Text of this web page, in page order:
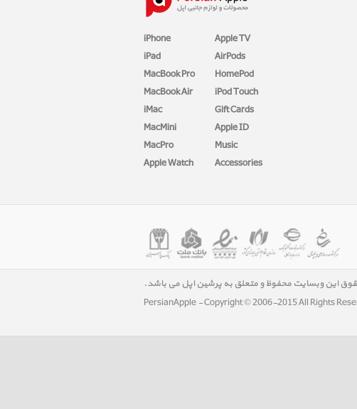
iPhone
iPad
MacBook Pro
MacBook Air
iMac
MacMini
MacPro
Apple Watch
Apple TV
AirPods
HomePod
iPod Touch
Gift Cards
Apple ID
Music
Accessories
این وبسایت محفوظ و متعلق به پرشین اپل می باشد.
PersianApple - Copyright © 2006-2015 All Rights